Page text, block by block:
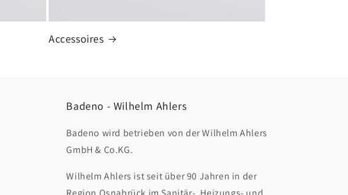
Accessoires
Badeno - Wilhelm Ahlers
Badeno wird betrieben von der Wilhelm Ahlers
GmbH & Co.KG.
Wilhelm Ahlers ist seit über 90 Jahren in der